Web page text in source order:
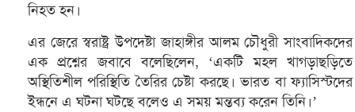
নিহত হন।
এর জেরে স্বরাষ্ট্র উপদেষ্টা জাহাঙ্গীর আলম চৌধুরী সাংবাদিকদের
এক প্রশ্নের জবাবে বলেছিলেন, ‘একটি মহল খাগড়াছড়িতে
অস্থিতিশীল পরিস্থিতি তৈরির চেষ্টা করছে। ভারত বা ফ্যাসিস্টদের
ইন্ধনে এ ঘটনা ঘটছে বলেও এ সময় মন্তব্য করেন তিনি।’